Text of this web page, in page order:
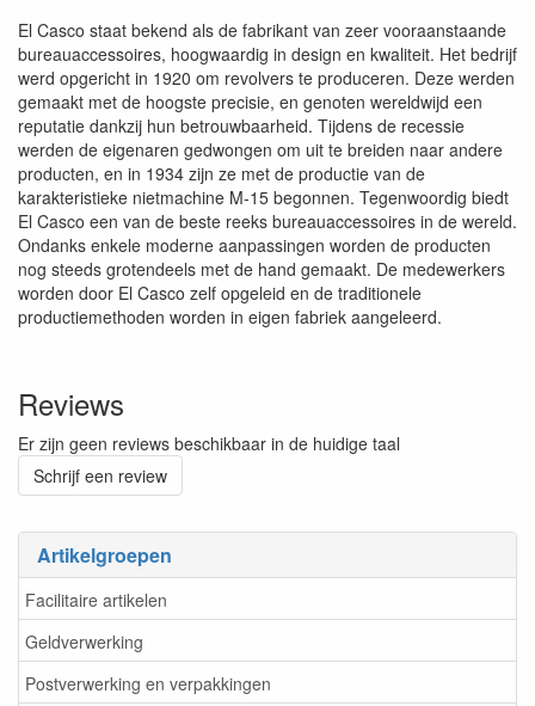
Artikelgroepen
Facilitaire artikelen
Geldverwerking
Postverwerking en verpakkingen
El Casco staat bekend als de fabrikant van zeer vooraanstaande
bureauaccessoires, hoogwaardig in design en kwaliteit. Het bedrijf
werd opgericht in 1920 om revolvers te produceren. Deze werden
gemaakt met de hoogste precisie, en genoten wereldwijd een
reputatie dankzij hun betrouwbaarheid. Tijdens de recessie
werden de eigenaren gedwongen om uit te breiden naar andere
producten, en in 1934 zijn ze met de productie van de
karakteristieke nietmachine M-15 begonnen. Tegenwoordig biedt
El Casco een van de beste reeks bureauaccessoires in de wereld.
Ondanks enkele moderne aanpassingen worden de producten
nog steeds grotendeels met de hand gemaakt. De medewerkers
worden door El Casco zelf opgeleid en de traditionele
productiemethoden worden in eigen fabriek aangeleerd.
Reviews
Er zijn geen reviews beschikbaar in de huidige taal
Schrijf een review